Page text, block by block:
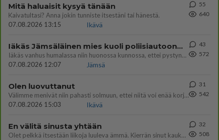
Mitä haluaisit kysyä tänään
Kaivatultasi? Anna jokin tunniste itsestäni tai hänestä.
07.08.2026 13:15
Ikävä
55
640
Iäkäs Jämsäläinen mies kuoli poliisiautoon matkalla Jyväskylän putkaan
Iäkäs vanhus humalassa niin huonossa kunnossa, ettei pystynyt huolehtimaan itsestään niin ainoa apu sillä hetkellä oli
07.08.2026 12:07
Jämsä
43
572
Olen luovuttanut
Välimme menivät niin pahasti solmuun, ettei niitä voi enää korjata. On aika jatkaa elämässä eteenpäin. Toivon sulle kaik
07.08.2026 15:03
Ikävä
31
542
En välitä sinusta yhtään
Olet pelkkä itsestään liikoja luuleva ämmä. Kierrän sinut kaukaa nyt ja aina. Olit mulle pelkkä lelu vaan.
32
508